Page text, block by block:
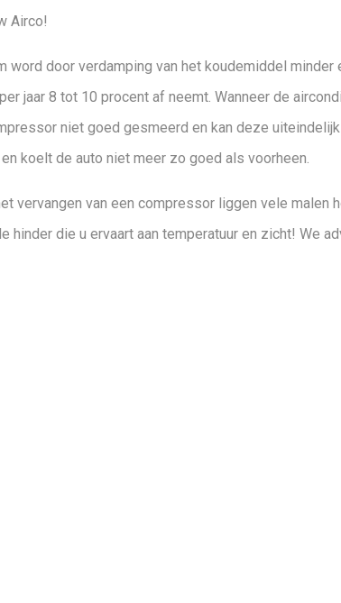
Airco!
word door verdamping van het koudemiddel
jaar 8 tot 10 procent af neemt. Wanneer de
niet goed gesmeerd en kan deze
koelt de auto niet meer zo goed als voorheen.
vervangen van een compressor liggen vele malen
hinder die u ervaart aan temperatuur en zicht! We